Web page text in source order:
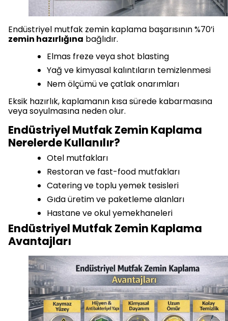
Endüstriyel mutfak zemin kaplama başarısının %70’i
zemin hazırlığına bağlıdır.
Elmas freze veya shot blasting
Yağ ve kimyasal kalıntıların temizlenmesi
Nem ölçümü ve çatlak onarımları
Eksik hazırlık, kaplamanın kısa sürede kabarmasına
veya soyulmasına neden olur.
Endüstriyel Mutfak Zemin Kaplama
Nerelerde Kullanılır?
Otel mutfakları
Restoran ve fast-food mutfakları
Catering ve toplu yemek tesisleri
Gıda üretim ve paketleme alanları
Hastane ve okul yemekhaneleri
Endüstriyel Mutfak Zemin Kaplama
Avantajları